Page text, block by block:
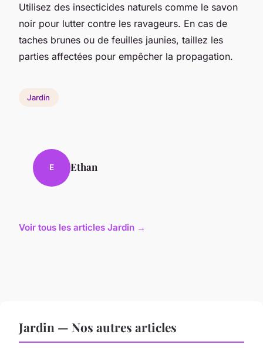
Utilisez des insecticides naturels comme le savon
noir pour lutter contre les ravageurs. En cas de
taches brunes ou de feuilles jaunies, taillez les
parties affectées pour empêcher la propagation.
Jardin
E Ethan
Voir tous les articles Jardin →
Jardin — Nos autres articles